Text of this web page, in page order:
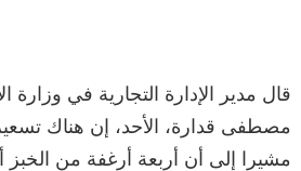
قال مدير الإدارة التجارية في وزارة
مصطفى قدارة، الأحد، إن هناك
مشيرا إلى أن أربعة أرغفة من الخبز